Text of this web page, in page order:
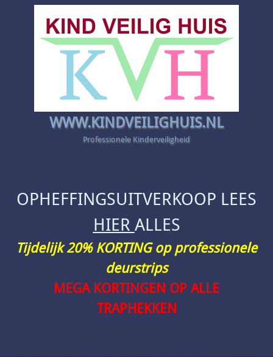
WWW.KINDVEILIGHUIS.NL
Professionele Kinderveiligheid
OPHEFFINGSUITVERKOOP LEES
HIER ALLES
Tijdelijk 20% KORTING op professionele
deurstrips
MEGA KORTINGEN OP ALLE
TRAPHEKKEN